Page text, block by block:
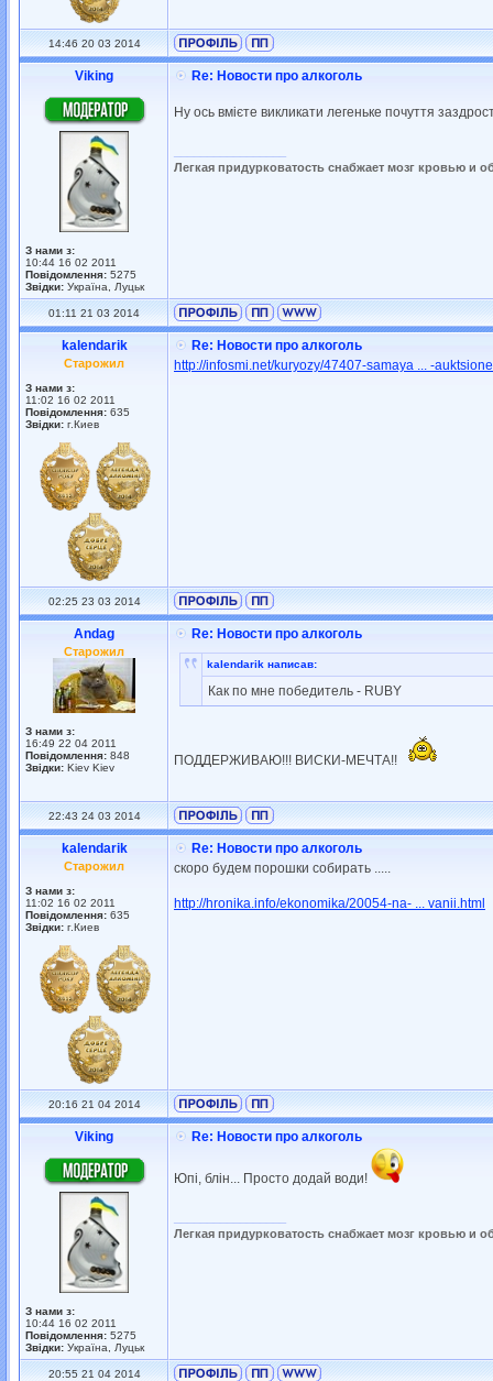
14:46 20 03 2014
Viking
З нами з:
10:44 16 02 2011
Повідомлення: 5275
Звідки: Україна, Луцьк
Re: Новости про алкоголь
Ну ось вмієте викликати легеньке почуття
Легкая придурковатость снабжает мозг кровью и
01:11 21 03 2014
kalendarik
Старожил
З нами з:
11:02 16 02 2011
Повідомлення: 635
Звідки: г.Киев
Re: Новости про алкоголь
http://infosmi.net/kuryozy/47407-samaya ... -auktsione
02:25 23 03 2014
Andag
Старожил
З нами з:
16:49 22 04 2011
Повідомлення: 848
Звідки: Kiev Kiev
Re: Новости про алкоголь
kalendarik написав:
Как по мне победитель - RUBY
ПОДДЕРЖИВАЮ!!! ВИСКИ-МЕЧТА!!
22:43 24 03 2014
kalendarik
Старожил
З нами з:
11:02 16 02 2011
Повідомлення: 635
Звідки: г.Киев
Re: Новости про алкоголь
скоро будем порошки собирать .....
http://hronika.info/ekonomika/20054-na- ... vanii.html
20:16 21 04 2014
Viking
З нами з:
10:44 16 02 2011
Повідомлення: 5275
Звідки: Україна, Луцьк
Re: Новости про алкоголь
Юпі, блін... Просто додай води!
Легкая придурковатость снабжает мозг кровью и
20:55 21 04 2014